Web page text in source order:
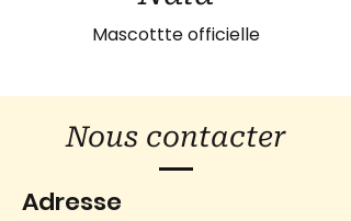
Mascottte officielle
Nous contacter
Adresse